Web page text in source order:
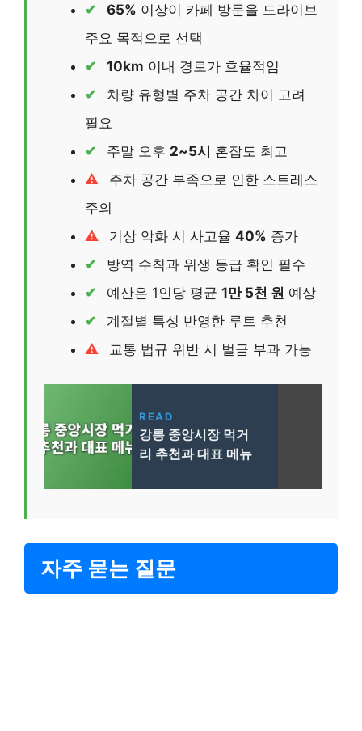
65% 이상이 카페 방문을 드라이브
주요 목적으로 선택
10km 이내 경로가 효율적임
차량 유형별 주차 공간 차이 고려
필요
주말 오후 2~5시 혼잡도 최고
주차 공간 부족으로 인한 스트레스
주의
기상 악화 시 사고율 40% 증가
방역 수칙과 위생 등급 확인 필수
예산은 1인당 평균 1만 5천 원 예상
계절별 특성 반영한 루트 추천
교통 법규 위반 시 벌금 부과 가능
READ
강릉 중앙시장 먹거
리 추천과 대표 메뉴
자주 묻는 질문